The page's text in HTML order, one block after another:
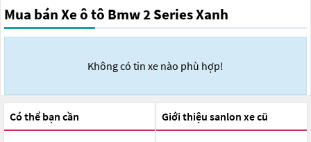
Mua bán Xe ô tô Bmw 2 Series Xanh
Không có tin xe nào phù hợp!
Có thể bạn cần Giới thiệu sanlon xe cũ